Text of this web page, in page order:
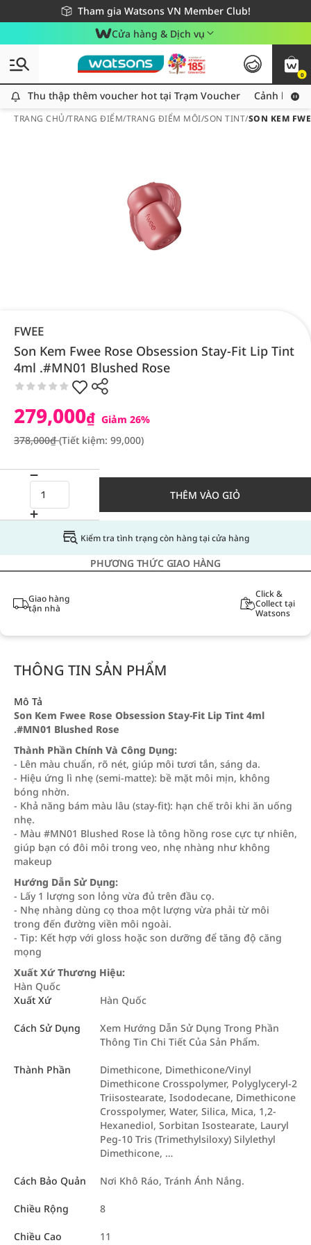
Tham gia Watsons VN Member Club!
Miễn phí giao hàng cho đơn hàng từ 249,000Đ
Giao hàng nhanh 24h - Áp dụng khu vực TP. Hồ Chí Minh
Cửa hàng & Dịch vụ
0
Thu thập thêm voucher hot tại Trạm Voucher
Thu thập thêm voucher hot tại Trạm Voucher Cảnh báo
TRANG CHỦ/TRANG ĐIỂM/TRANG ĐIỂM MÔI/SON TINT/SON KEM
FWEE
Son Kem Fwee Rose Obsession Stay-Fit Lip Tint
4ml .#MN01 Blushed Rose
279,000₫ Giảm 26%
378,000₫(Tiết kiệm: 99,000)
THÊM VÀO GIỎ
Kiểm tra tình trạng còn hàng tại cửa hàng
PHƯƠNG THỨC GIAO HÀNG
Giao hàng
tận nhà
Click &
Collect tại
Watsons
THÔNG TIN SẢN PHẨM
Mô Tả
Son Kem Fwee Rose Obsession Stay-Fit Lip Tint 4ml
.#MN01 Blushed Rose
Thành Phần Chính Và Công Dụng:
- Lên màu chuẩn, rõ nét, giúp môi tươi tắn, sáng da.
- Hiệu ứng lì nhẹ (semi-matte): bề mặt môi mịn, không
bóng nhờn.
- Khả năng bám màu lâu (stay-fit): hạn chế trôi khi ăn uống
nhẹ.
- Màu #MN01 Blushed Rose là tông hồng rose cực tự nhiên,
giúp bạn có đôi môi trong veo, nhẹ nhàng như không
makeup
Hướng Dẫn Sử Dụng:
- Lấy 1 lượng son lỏng vừa đủ trên đầu cọ.
- Nhẹ nhàng dùng cọ thoa một lượng vừa phải từ môi
trong đến đường viền môi ngoài.
- Tip: Kết hợp với gloss hoặc son dưỡng để tăng độ căng
mọng
Xuất Xứ Thương Hiệu:
Hàn Quốc
Xuất Xứ
Hàn Quốc
Cách Sử Dụng
Xem Hướng Dẫn Sử Dụng Trong Phần
Thông Tin Chi Tiết Của Sản Phẩm.
Thành Phần
Dimethicone, Dimethicone/Vinyl
Dimethicone Crosspolymer, Polyglyceryl-2
Triisostearate, Isododecane, Dimethicone
Crosspolymer, Water, Silica, Mica, 1,2-
Hexanediol, Sorbitan Isostearate, Lauryl
Peg-10 Tris (Trimethylsiloxy) Silylethyl
Dimethicone, …
Cách Bảo Quản Nơi Khô Ráo, Tránh Ánh Nắng.
Chiều Rộng 8
Chiều Cao 11